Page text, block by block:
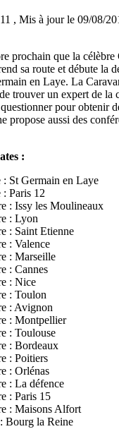
, Mis à jour le 09/08/
prochain que la célèbre
sa route et débute la
en Laye. La
trouver un expert de la
pour obtenir
propose aussi des
:
: St Germain en Laye
: Paris 12
: Issy les Moulineaux
: Lyon
: Saint Etienne
: Valence
: Marseille
: Cannes
: Nice
: Toulon
: Avignon
: Montpellier
: Toulouse
: Bordeaux
: Poitiers
: Orlénas
: La défence
: Paris 15
: Maisons Alfort
Bourg la Reine